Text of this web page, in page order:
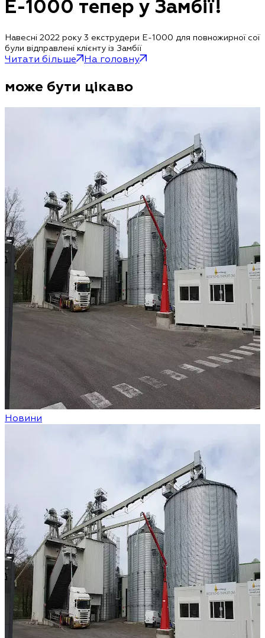
E-1000 тепер у Замбії!
Навесні 2022 року 3 екструдери E-1000 для повножирної сої
були відправлені клієнту із Замбії
Читати більше На головну
може бути цікаво
Новини